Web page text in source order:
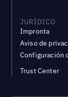
JURÍDICO
Impronta
Aviso de
Configuración
Trust Center